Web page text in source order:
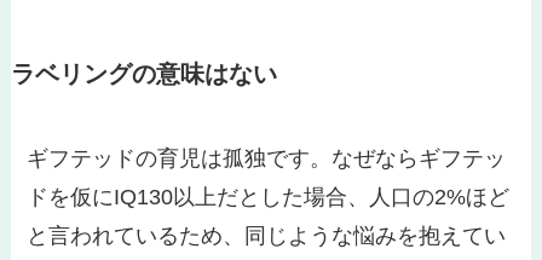
ラベリングの意味はない
ギフテッドの育児は孤独です。なぜならギフテッ
ドを仮にIQ130以上だとした場合、人口の2%ほど
と言われているため、
同じような悩みを抱えてい